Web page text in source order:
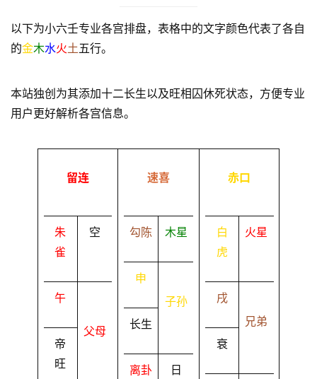
以下为小六壬专业各宫排盘，表格中的文字颜色代表了各自
的金木水火土五行。
本站独创为其添加十二长生以及旺相囚休死状态，方便专业
用户更好解析各宫信息。
留连
朱
雀
空
午
帝
旺
父母
速喜
勾陈 木星
申
长生
子孙
离卦 日
赤口
白
虎
火星
戌
衰
兄弟